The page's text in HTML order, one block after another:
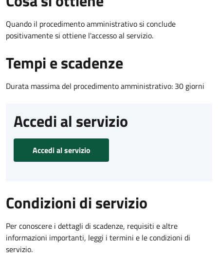
Quando il procedimento amministrativo si conclude
positivamente si ottiene l'accesso al servizio.
Tempi e scadenze
Durata massima del procedimento amministrativo: 30 giorni
Accedi al servizio
Accedi al servizio
Condizioni di servizio
Per conoscere i dettagli di scadenze, requisiti e altre
informazioni importanti, leggi i termini e le condizioni di
servizio.